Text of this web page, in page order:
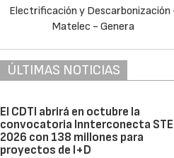
ÚLTIMAS NOTICIAS
El CDTI abrirá en octubre la
convocatoria Innterconecta
2026 con 138 millones para
proyectos de I+D